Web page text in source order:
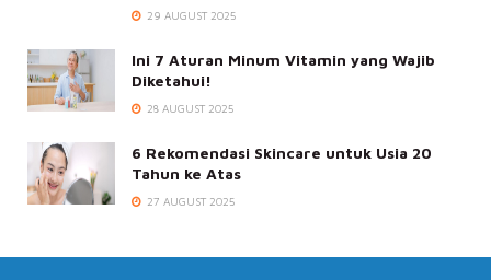
29 AUGUST 2025
Ini 7 Aturan Minum Vitamin yang Wajib
Diketahui!
28 AUGUST 2025
6 Rekomendasi Skincare untuk Usia 20
Tahun ke Atas
27 AUGUST 2025